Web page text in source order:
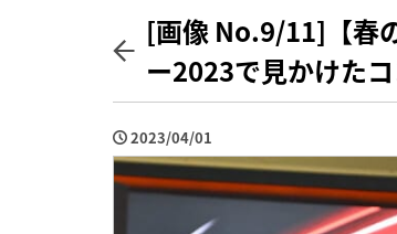
[画像 No.9/11]【春
ー2023で見かけた
2023/04/01